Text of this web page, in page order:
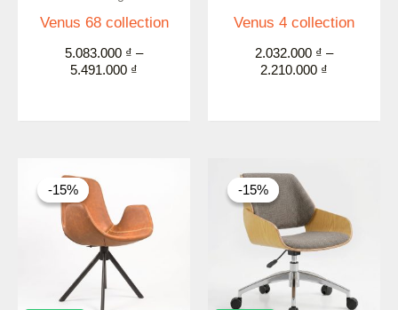
Venus 68 collection
5.083.000 ₫ –
5.491.000 ₫
Venus 4 collection
2.032.000 ₫ –
2.210.000 ₫
-15%
-15%
2.800.000 ₫.
là:
2.380.000 ₫.
-15%
-15%
5.100.000 ₫.
là:
4.335.000 ₫.